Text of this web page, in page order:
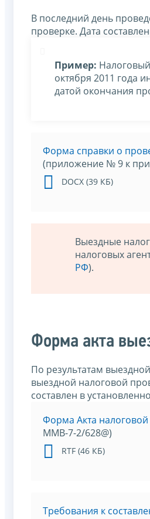
В последний день
проверке. Дата
Пример:
октября 2011 года
датой окончания
Форма справки о
(приложение № 9 к
DOCX (39 КБ)
Выездные
налоговых
РФ).
Форма акта
По результатам
выездной налоговой
составлен в
Форма Акта
ММВ-7-2/628@)
RTF (46 КБ)
Требования к